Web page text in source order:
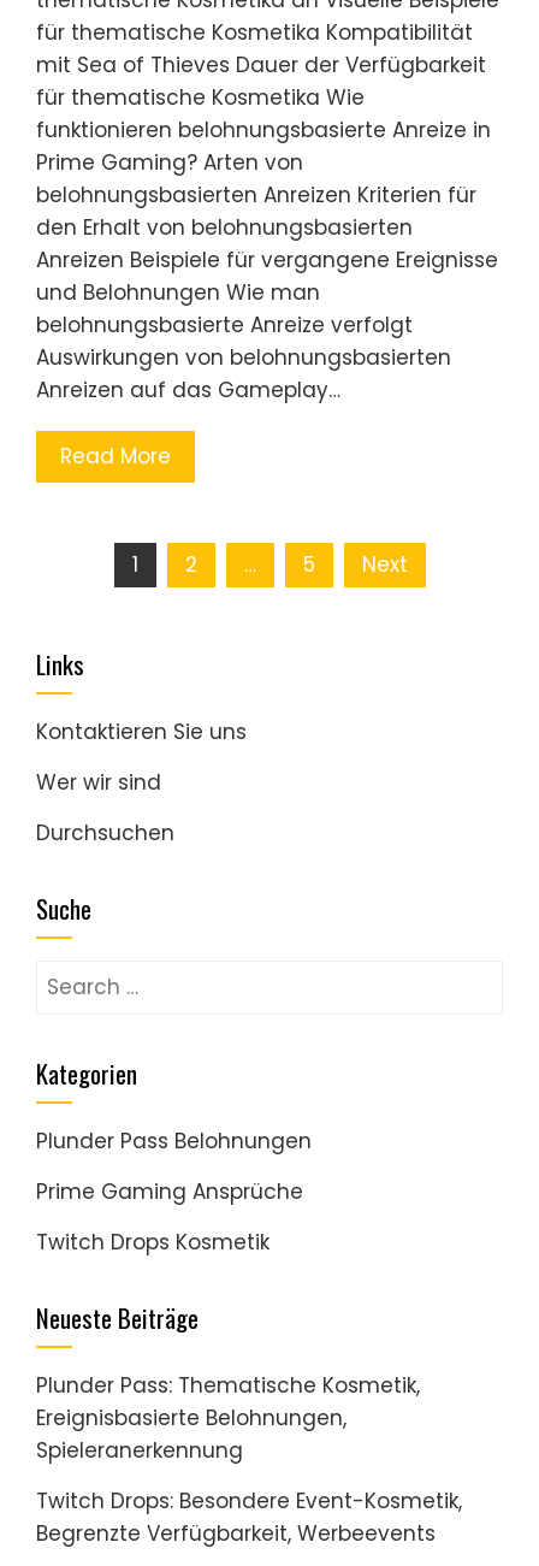
für thematische Kosmetika Kompatibilität
mit Sea of Thieves Dauer der Verfügbarkeit
für thematische Kosmetika Wie
funktionieren belohnungsbasierte Anreize in
Prime Gaming? Arten von
belohnungsbasierten Anreizen Kriterien für
den Erhalt von belohnungsbasierten
Anreizen Beispiele für vergangene Ereignisse
und Belohnungen Wie man
belohnungsbasierte Anreize verfolgt
Auswirkungen von belohnungsbasierten
Anreizen auf das Gameplay…
Read More
Posts 1 2 … 5 Next
Links
Kontaktieren Sie uns
Wer wir sind
Durchsuchen
Suche
Search
Kategorien
Plunder Pass Belohnungen
Prime Gaming Ansprüche
Twitch Drops Kosmetik
Neueste Beiträge
Plunder Pass: Thematische Kosmetik,
Ereignisbasierte Belohnungen,
Spieleranerkennung
Twitch Drops: Besondere Event-Kosmetik,
Begrenzte Verfügbarkeit, Werbeevents